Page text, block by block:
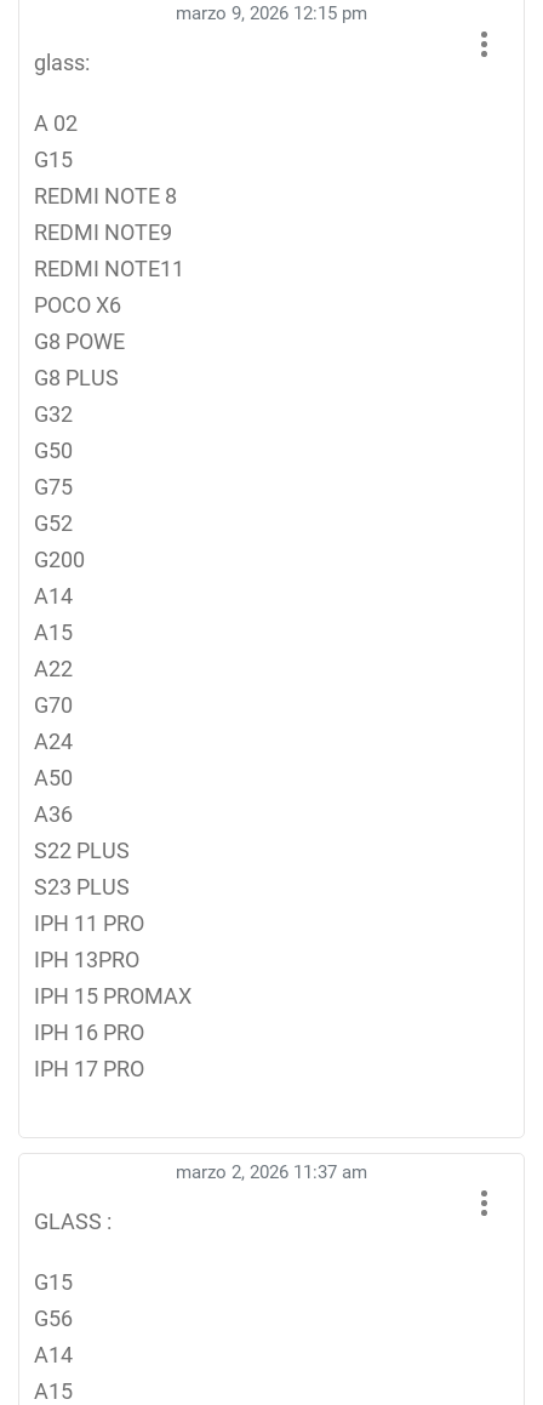
marzo 9, 2026 12:15 pm
glass:
A 02
G15
REDMI NOTE 8
REDMI NOTE9
REDMI NOTE11
POCO X6
G8 POWE
G8 PLUS
G32
G50
G75
G52
G200
A14
A15
A22
G70
A24
A50
A36
S22 PLUS
S23 PLUS
IPH 11 PRO
IPH 13PRO
IPH 15 PROMAX
IPH 16 PRO
IPH 17 PRO
marzo 2, 2026 11:37 am
GLASS :
G15
G56
A14
A15